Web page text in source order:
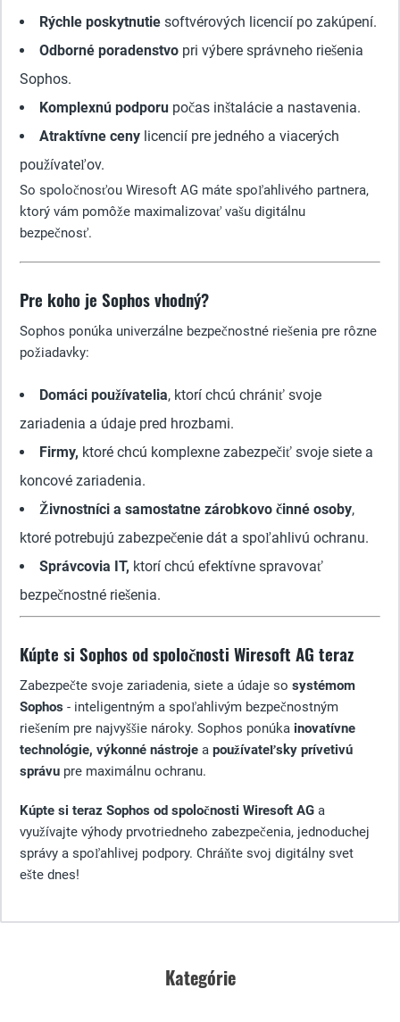
Rýchle poskytnutie softvérových licencií po zakúpení.
Odborné poradenstvo pri výbere správneho riešenia
Sophos.
Komplexnú podporu počas inštalácie a nastavenia.
Atraktívne ceny licencií pre jedného a viacerých
používateľov.
So spoločnosťou Wiresoft AG máte spoľahlivého partnera,
ktorý vám pomôže maximalizovať vašu digitálnu
bezpečnosť.
Pre koho je Sophos vhodný?
Sophos ponúka univerzálne bezpečnostné riešenia pre rôzne
požiadavky:
Domáci používatelia, ktorí chcú chrániť svoje
zariadenia a údaje pred hrozbami.
Firmy, ktoré chcú komplexne zabezpečiť svoje siete a
koncové zariadenia.
Živnostníci a samostatne zárobkovo činné osoby,
ktoré potrebujú zabezpečenie dát a spoľahlivú ochranu.
Správcovia IT, ktorí chcú efektívne spravovať
bezpečnostné riešenia.
Kúpte si Sophos od spoločnosti Wiresoft AG teraz
Zabezpečte svoje zariadenia, siete a údaje so systémom
Sophos - inteligentným a spoľahlivým bezpečnostným
riešením pre najvyššie nároky. Sophos ponúka inovatívne
technológie, výkonné nástroje a používateľsky prívetivú
správu pre maximálnu ochranu.
Kúpte si teraz Sophos od spoločnosti Wiresoft AG a
využívajte výhody prvotriedneho zabezpečenia, jednoduchej
správy a spoľahlivej podpory. Chráňte svoj digitálny svet
ešte dnes!
Kategórie